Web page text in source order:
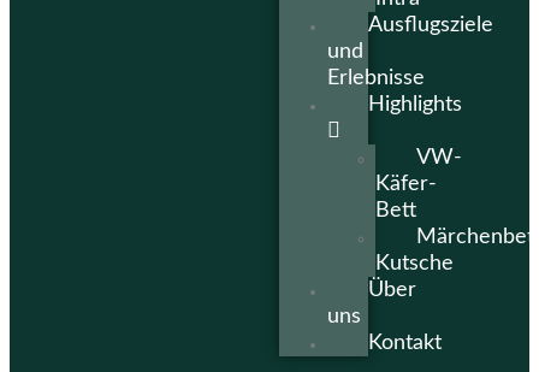
Ausflugsziele
und
Erlebnisse
Highlights
VW-
Käfer-
Bett
Kutsche
Über
uns
Kontakt